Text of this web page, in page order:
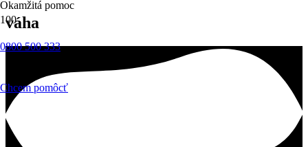
Okamžitá pomoc
0800 500 333
Chcem pomôcť
váha